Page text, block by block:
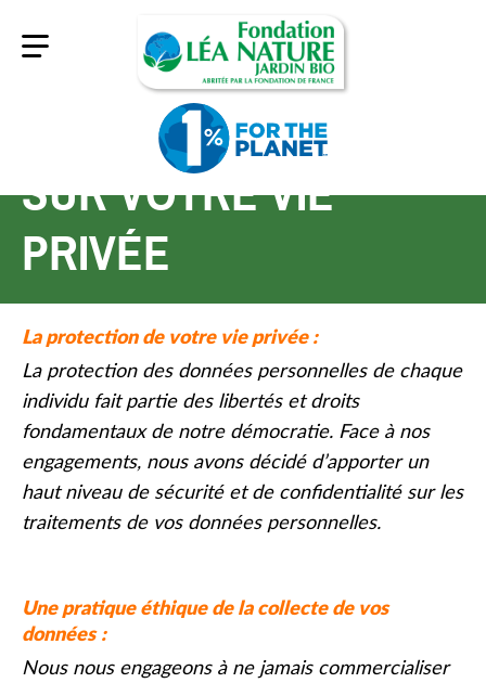
Tout remettre à zéro
Renforcer les polices
Mettre en avant les titres
Augmenter la taille de police
Diminuer la taille de police
Philanthropie environnementale
Notre organisation
Nos axes de financement
Mission 1% for the Planet contribuer à la
protection de l’environnement
Déposer un dossier de candidature
Les Missions de la Fondation
Appels à projets
Projets associatifs soutenus
Toutes les associations soutenues
Nos campagnes engagées
La Conférence Environnement
L’Échappée Verte
NOS ENGAGEMENTS
SUR VOTRE VIE
PRIVÉE
La protection de votre vie privée :
La protection des données personnelles de chaque
individu fait partie des libertés et droits
fondamentaux de notre démocratie. Face à nos
engagements, nous avons décidé d’apporter un
haut niveau de sécurité et de confidentialité sur les
traitements de vos données personnelles.
Une pratique éthique de la collecte de vos
données :
Nous nous engageons à ne jamais commercialiser